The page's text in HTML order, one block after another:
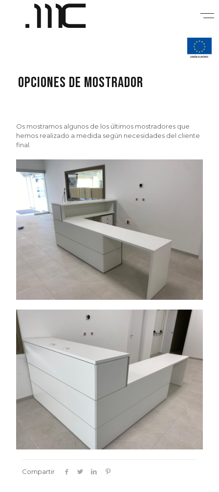
Opciones de mostrador
Os mostramos algunos de los últimos mostradores que
hemos realizado a medida según necesidades del cliente
final.
Compartir